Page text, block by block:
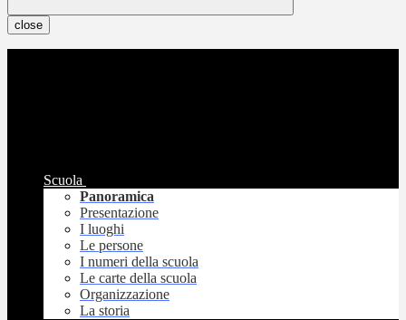
close
Scuola
Panoramica
Presentazione
I luoghi
Le persone
I numeri della scuola
Le carte della scuola
Organizzazione
La storia